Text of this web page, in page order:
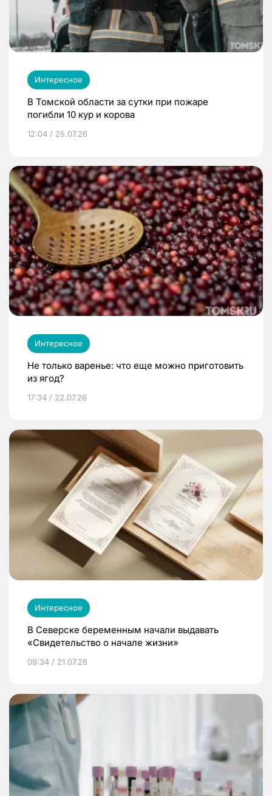
Интересное
В Томской области за сутки при пожаре
погибли 10 кур и корова
12:04 / 25.07.26
Интересное
Не только варенье: что еще можно приготовить
из ягод?
17:34 / 22.07.26
Интересное
В Северске беременным начали выдавать
«Свидетельство о начале жизни»
09:34 / 21.07.26